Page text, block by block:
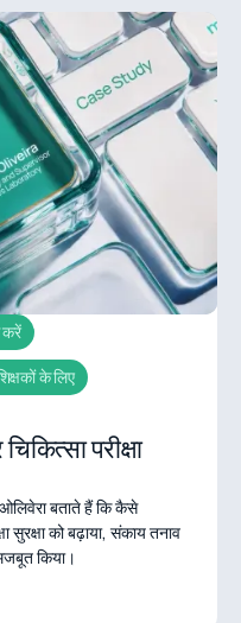
करें
के लिए
परीक्षा
ओलिवेरा बताते हैं कि कैसे
सुरक्षा को बढ़ाया, संकाय तनाव
किया।